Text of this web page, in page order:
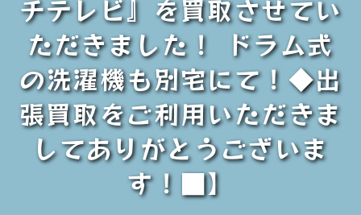
チテレビ』を買取させてい
ただきました！ ドラム式
の洗濯機も別宅にて！◆出
張買取をご利用いただきま
してありがとうございま
す！■】